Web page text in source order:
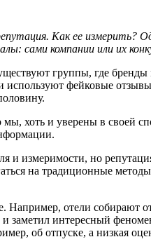
Как ее измерить?
сами компании или их
группы, где
фейковые
хоть и уверены в своей
и измеримости, но
на традиционные
отели собирают
интересный
об отпуске, а низкая